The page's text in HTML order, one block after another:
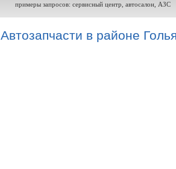
примеры запросов: сервисный центр, автосалон, АЗС
Автозапчасти в районе